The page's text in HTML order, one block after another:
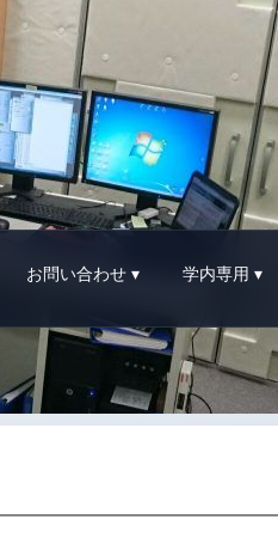
お問い合わせ 学内専用